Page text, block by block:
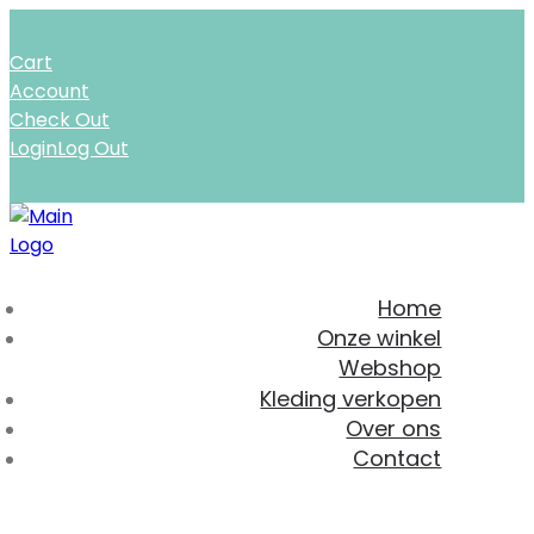
Cart
Account
Check Out
LoginLog Out
Home
Onze winkel
Webshop
Kleding verkopen
Over ons
Contact